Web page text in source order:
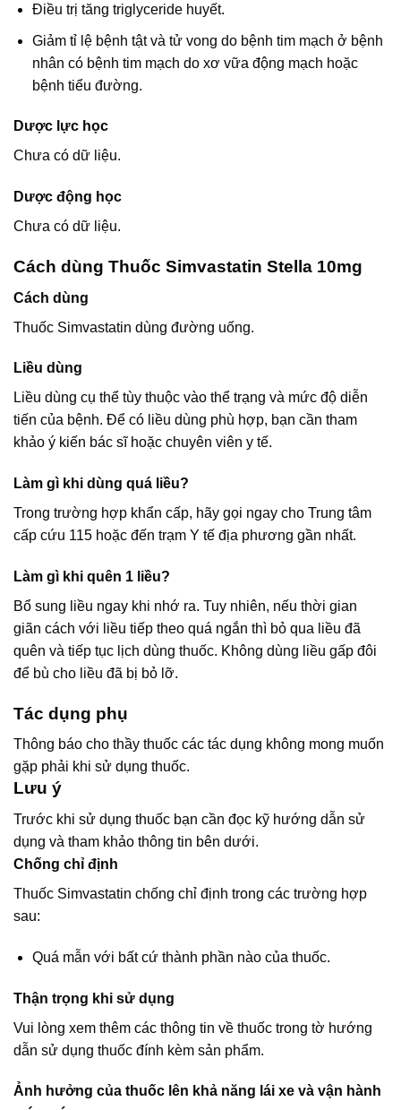
Điều trị tăng triglyceride huyết.
Giảm tỉ lệ bệnh tật và tử vong do bệnh tim mạch ở bệnh
nhân có bệnh tim mạch do xơ vữa động mạch hoặc
bệnh tiểu đường.
Dược lực học
Chưa có dữ liệu.
Dược động học
Chưa có dữ liệu.
Cách dùng Thuốc Simvastatin Stella 10mg
Cách dùng
Thuốc Simvastatin dùng đường uống.
Liều dùng
Liều dùng cụ thể tùy thuộc vào thể trạng và mức độ diễn
tiến của bệnh. Để có liều dùng phù hợp, bạn cần tham
khảo ý kiến bác sĩ hoặc chuyên viên y tế.
Làm gì khi dùng quá liều?
Trong trường hợp khẩn cấp, hãy gọi ngay cho Trung tâm
cấp cứu 115 hoặc đến trạm Y tế địa phương gần nhất.
Làm gì khi quên 1 liều?
Bổ sung liều ngay khi nhớ ra. Tuy nhiên, nếu thời gian
giãn cách với liều tiếp theo quá ngắn thì bỏ qua liều đã
quên và tiếp tục lịch dùng thuốc. Không dùng liều gấp đôi
để bù cho liều đã bị bỏ lỡ.
Tác dụng phụ
Thông báo cho thầy thuốc các tác dụng không mong muốn
gặp phải khi sử dụng thuốc.
Lưu ý
Trước khi sử dụng thuốc bạn cần đọc kỹ hướng dẫn sử
dụng và tham khảo thông tin bên dưới.
Chống chỉ định
Thuốc Simvastatin chống chỉ định trong các trường hợp
sau:
Quá mẫn với bất cứ thành phần nào của thuốc.
Thận trọng khi sử dụng
Vui lòng xem thêm các thông tin về thuốc trong tờ hướng
dẫn sử dụng thuốc đính kèm sản phẩm.
Ảnh hưởng của thuốc lên khả năng lái xe và vận hành